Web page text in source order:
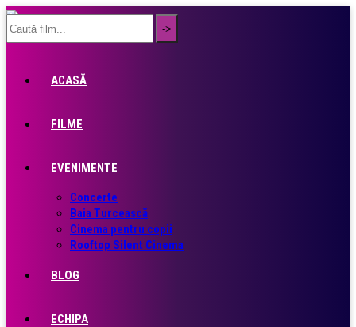
ACASĂ
FILME
EVENIMENTE
Concerte
Baia Turcească
Cinema pentru copii
Rooftop Silent Cinema
BLOG
ECHIPA